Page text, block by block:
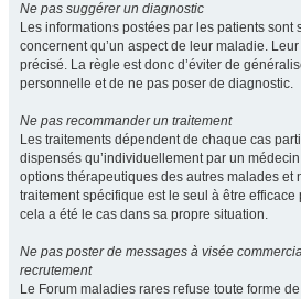
Ne pas suggérer un diagnostic
Les informations postées par les patients sont
concernent qu’un aspect de leur maladie.
précisé. La règle est donc d’éviter de
personnelle et de ne pas poser de diagnostic.
Ne pas recommander un traitement
Les traitements dépendent de chaque cas
dispensés qu’individuellement par un
options thérapeutiques des autres malades et
traitement spécifique est le seul à être
cela a été le cas dans sa propre situation.
Ne pas poster de messages à visée
recrutement
Le Forum maladies rares refuse toute forme